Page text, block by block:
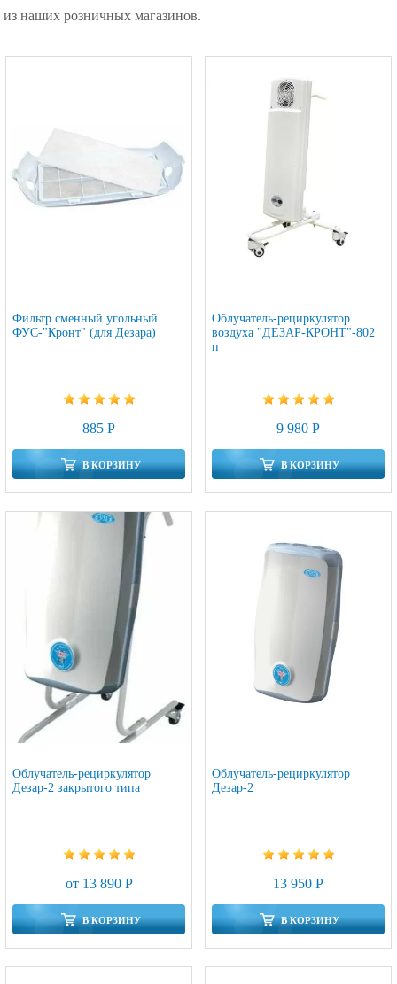
из наших розничных магазинов.
Фильтр сменный угольный
ФУС-"Кронт" (для Дезара)
885 Р
В КОРЗИНУ
Облучатель-рециркулятор
воздуха "ДЕЗАР-КРОНТ"-802
п
9 980 Р
В КОРЗИНУ
Облучатель-рециркулятор
Дезар-2 закрытого типа
от 13 890 Р
В КОРЗИНУ
Облучатель-рециркулятор
Дезар-2
13 950 Р
В КОРЗИНУ